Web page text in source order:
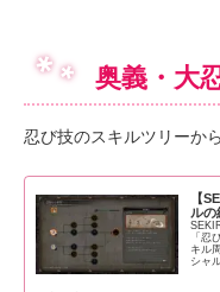
奥義・大
忍び技のスキルツリーか
【
ルの
「忍
キル
シャ